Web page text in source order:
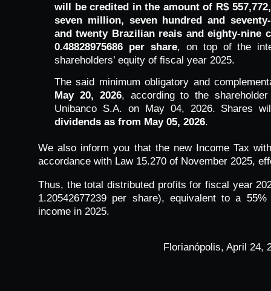
will be credited in the amount of R$
seven million, seven hundred and
and twenty Brazilian reais and eighty-nine
0.48828975686 per share, on top of the
shareholders’ equity of fiscal year 2025.
The said minimum obligatory and
May 20, 2026, according to the
Unibanco S.A. on May 04, 2026. Shares
dividends as from May 05, 2026.
We also inform you that the new Income Tax
accordance with Law 15.270 of November 2025,
Thus, the total distributed profits for fiscal year
1.20542677239 per share), equivalent to a
income in 2025.
Florianópolis, April 24,